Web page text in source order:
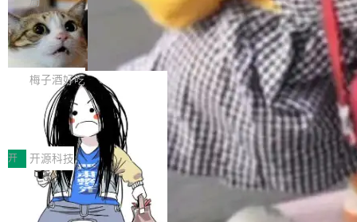
安全与合规要求。对于大多数普通研发场景，公
有云模型能够满足快速试用和效率提升的需求。
但对于金融、能源、医疗等对数据安全要求较...
渐丰富，用户关注的重点也在发生变化：不只是
让AI用起来，还要进一步看清混合算力时代下，
Token花在哪里、算力是否被充分利用，以及持
续增长的AI成本该如何优化。 深信服AI算力网关
正是围绕这些实际问题，从Token治理和成本治
理两个方面，让用户的每一份算力都看得清、管
得住、用得稳、省得下、更安全！ 一、从现在开
始，Token使用一目...
Gemini 的架构师。Google 首席科学家。 Jeff D
ean 在 Google 工作了 27 年后，宣布离职。 他
不是一个人走。一同离开的还有 Sanjay Ghema
wat（Google 员工编号 23，Jeff Dean 二十多
年的编程搭档，MapReduce 和 Bigtable 的共同
作者）、Quoc Le（Google 大脑核心成员，Se
q2Seq 和 DocAI 的共同发明人）以及 Oriol Vin
yals（Gemini 联合负责人，AlphaSta...
🔥 SolonCode v2026.8.4 发布：界面
字体可调、22 种语言、记忆搜索增强
打开终端就能上岗的全中文编码智能体，这一轮
把「看得清、用母语、记得住」三件事一次补
齐。 SolonCode 是什么 SolonCode 是杭州无
耳科技研发的企业级终端编码智能体——一位全
中文驱动的数字员工，自主理解需求、规划步
骤、编写代码。不挑模型、不挑平台，curl 一行
装完即用。 开源地址：Gitee · GitCode · GitHu
b 安装 支持 Java 8+（8~26）、macOS / Linu
x / Windows / Harmony PC。 # macOS / Linu
梅子酒好吃
让“代码语义理解”深度释放AI Coding
价值潜能：华为云码道（CodeArts）
代码仓技术解析
一、代码仓深度理解技术的作用与价值 在软件工
程实践中，代码仓是企业核心知识资产的主要载
体。企业级代码仓库通常包含数十万乃至数百万
个文件，其规模远超单次模型调用可承载的上下
文窗口。随着项目规模的持续扩张与代码历史的
开 开源科技
一条“删库”命令跑 17 小时，算法工程
师删光 89TB 数据只为干私活
最高人民检察院8月4日公布了一起案件：北京一